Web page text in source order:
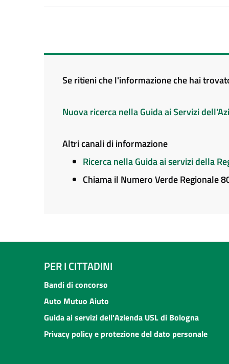
Se ritieni che l'informazione che hai
Nuova ricerca nella Guida ai Servizi
Altri canali di informazione
Ricerca nella Guida ai servizi della
Chiama il Numero Verde Regionale
PER I CITTADINI
Bandi di concorso
Auto Mutuo Aiuto
Guida ai servizi dell'Azienda USL di Bologna
Privacy policy e protezione del dato personale